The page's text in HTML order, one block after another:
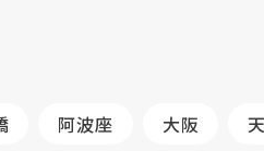
阿波座 大阪